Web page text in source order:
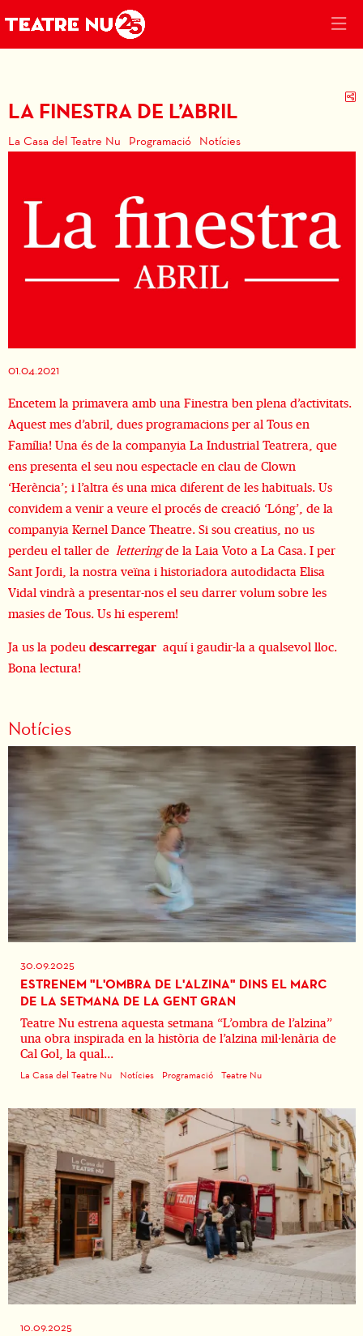
LA FINESTRA DE L’ABRIL
La Casa del Teatre Nu Programació Notícies
01.04.2021
Encetem la primavera amb una Finestra ben plena d’activitats.
Aquest mes d’abril, dues programacions per al Tous en
Família! Una és de la companyia La Industrial Teatrera, que
ens presenta el seu nou espectacle en clau de Clown
‘Herència’; i l’altra és una mica diferent de les habituals. Us
convidem a venir a veure el procés de creació ‘Lóng’, de la
companyia Kernel Dance Theatre. Si sou creatius, no us
perdeu el taller de letteringde la Laia Voto a La Casa. I per
Sant Jordi, la nostra veïna i historiadora autodidacta Elisa
Vidal vindrà a presentar-nos el seu darrer volum sobre les
masies de Tous. Us hi esperem!
Ja us la podeu descarregar aquí i gaudir-la a qualsevol lloc.
Bona lectura!
Notícies
30.09.2025
ESTRENEM "L'OMBRA DE L'ALZINA" DINS EL MARC
DE LA SETMANA DE LA GENT GRAN
Teatre Nu estrena aquesta setmana “L’ombra de l’alzina”
una obra inspirada en la història de l’alzina mil·lenària de
Cal Gol, la qual...
La Casa del Teatre Nu Notícies Programació Teatre Nu
10.09.2025